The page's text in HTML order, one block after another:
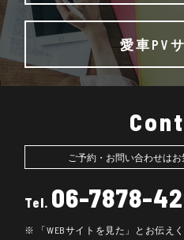
愛車PV
ご予約・お問い合わせはお
Tel. 06-7878-
「WEBサイトを見た」とお伝え